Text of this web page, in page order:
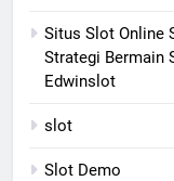
Situs Slot Online
Strategi Bermain
Edwinslot
slot
Slot Demo